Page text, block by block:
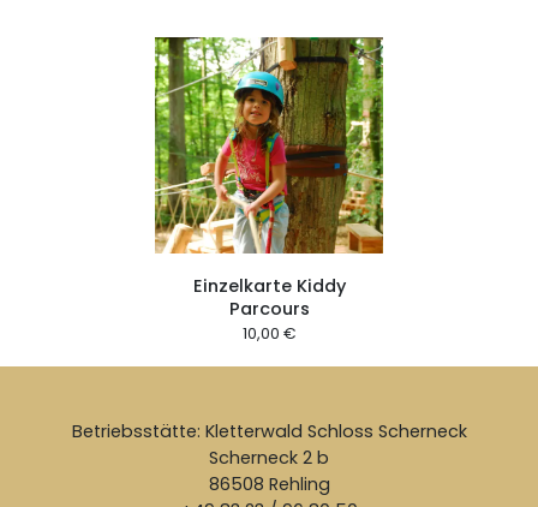
Einzelkarte Kiddy
Parcours
10,00 €
Betriebsstätte: Kletterwald Schloss Scherneck
Scherneck 2 b
86508 Rehling